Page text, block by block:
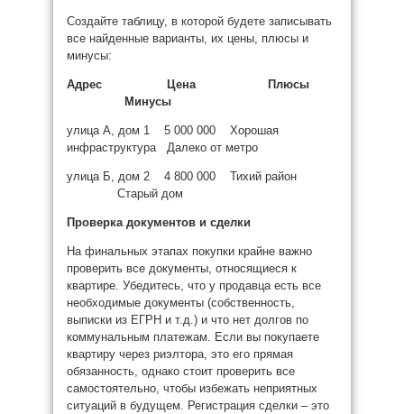
Создайте таблицу, в которой будете записывать
все найденные варианты, их цены, плюсы и
минусы:
Адрес Цена Плюсы
Минусы
улица А, дом 1 5 000 000 Хорошая
инфраструктура Далеко от метро
улица Б, дом 2 4 800 000 Тихий район
Старый дом
Проверка документов и сделки
На финальных этапах покупки крайне важно
проверить все документы, относящиеся к
квартире. Убедитесь, что у продавца есть все
необходимые документы (собственность,
выписки из ЕГРН и т.д.) и что нет долгов по
коммунальным платежам. Если вы покупаете
квартиру через риэлтора, это его прямая
обязанность, однако стоит проверить все
самостоятельно, чтобы избежать неприятных
ситуаций в будущем. Регистрация сделки – это